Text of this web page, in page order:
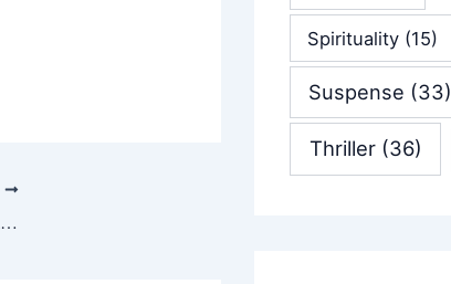
Sarab e Mohabbat Novel By Fatimah Rana
Spirituality(15)
Suspense (33)
Thriller(36)